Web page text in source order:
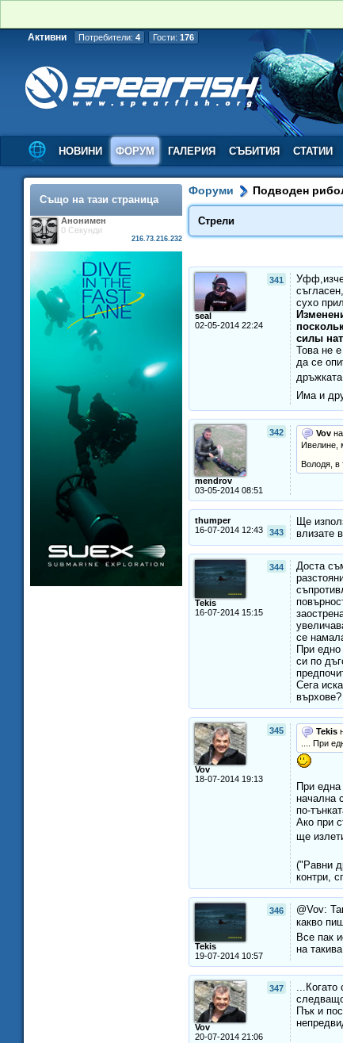
Активни Потребители: 4 Гости: 176
НОВИНИ ФОРУМ ГАЛЕРИЯ СЪБИТИЯ СТАТИИ
Също на тази страница
Анонимен
0 Секунди
216.73.216.232
Форуми Подводен
Стрели
341
seal
02-05-2014 22:24
сухо
силы
Това не
да се
Има и
342
mendrov
03-05-2014 08:51
Vov
Ивелине,
Володя, в
thumper
343
16-07-2014 12:43
Ще
влизате
344
Tekis
16-07-2014 15:15
Доста
се
При едно
си по
Сега
345
Vov
18-07-2014 19:13
Tekis
.... При
При
начална
по-
Ако при
ще
("Равни
контри,
346
Tekis
19-07-2014 10:57
@Vov:
какво
Все пак
на
347
Vov
20-07-2014 21:06
...Когато
Пък и